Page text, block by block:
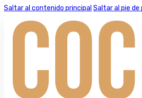
Saltar al contenido principal Saltar al pie de